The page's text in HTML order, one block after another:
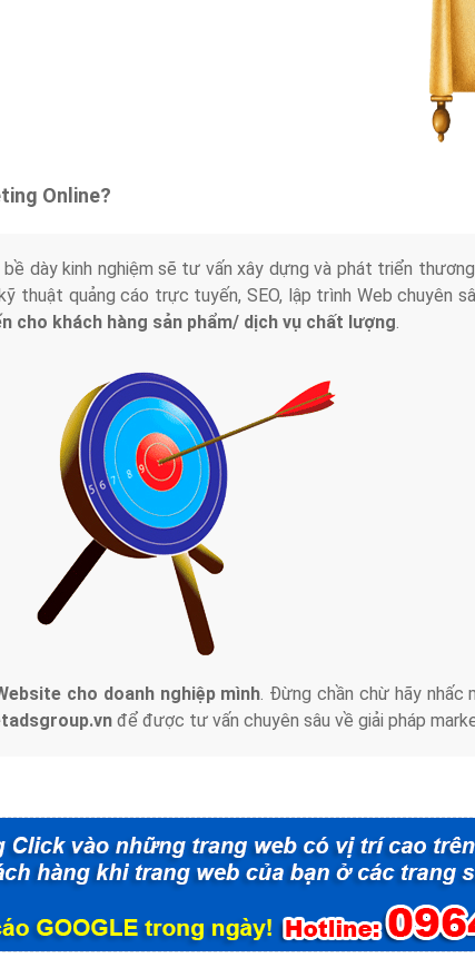
Online?
dày kinh nghiệm sẽ tư vấn xây dựng và phát triển
thuật quảng cáo trực tuyến, SEO, lập trình Web chuyên
cho khách hàng sản phẩm/ dịch vụ chất lượng
cho doanh nghiệp mình . Đừng chần chừ hãy
để được tư vấn chuyên sâu về giải pháp